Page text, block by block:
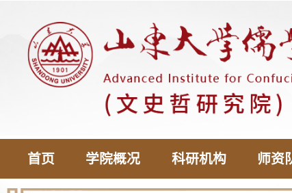
首页 学院概况 科研机构 师资